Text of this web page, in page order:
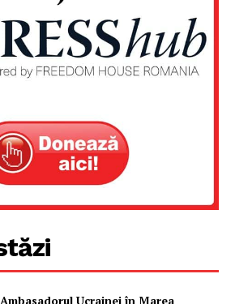
Ambasadorul Ucrainei în Marea